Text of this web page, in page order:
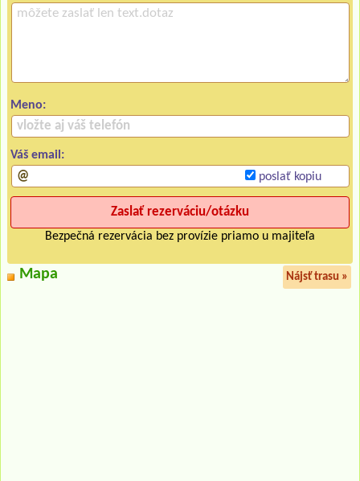
Meno:
Váš email:
poslať kopiu
Bezpečná rezervácia bez provízie priamo u majiteľa
Mapa Nájsť trasu »